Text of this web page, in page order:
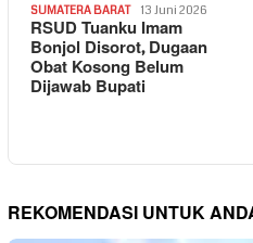
SUMATERA BARAT 13 Juni 2026
RSUD Tuanku Imam
Bonjol Disorot, Dugaan
Obat Kosong Belum
Dijawab Bupati
REKOMENDASI UNTUK